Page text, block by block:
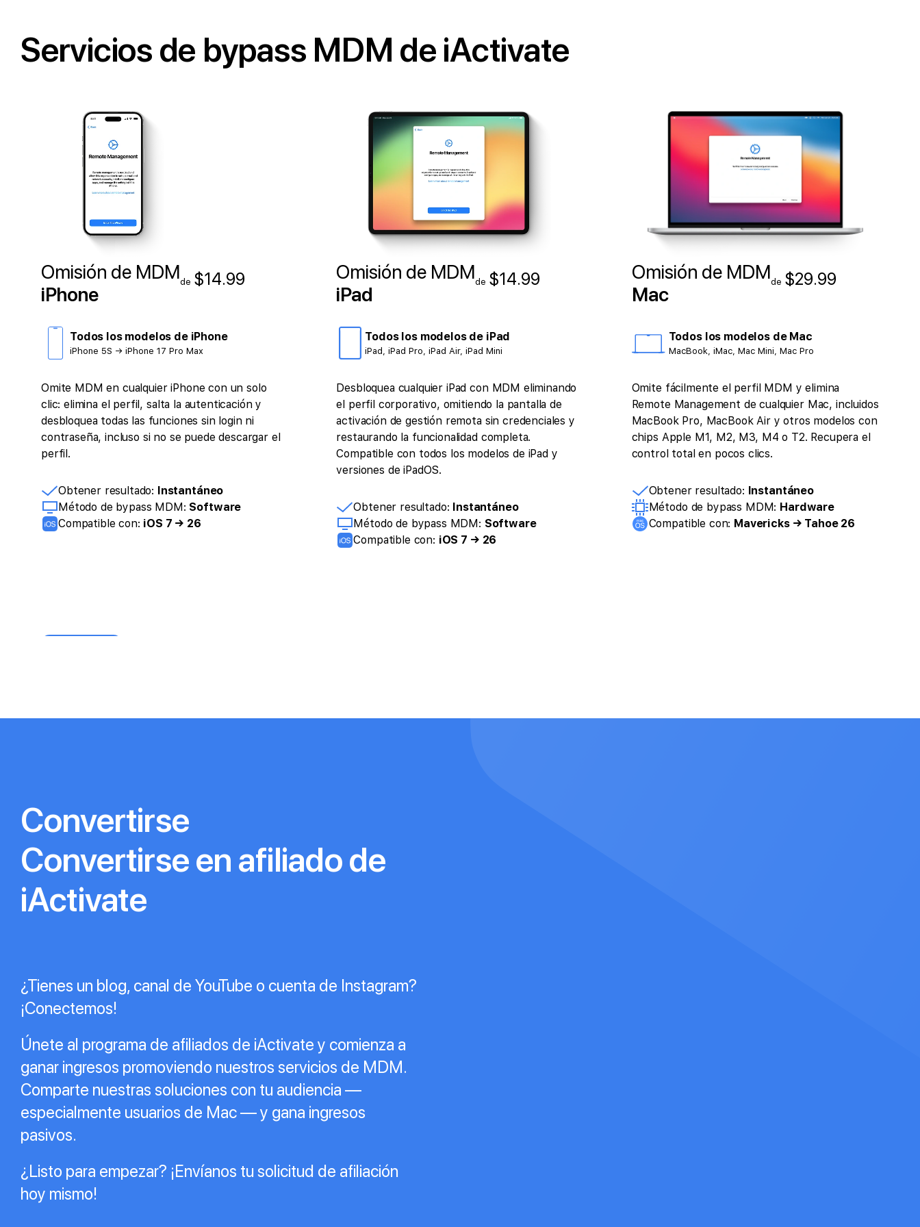
Servicios de bypass MDM de iActivate
Omisión de MDM
iPhone
de $14.99
Todos los modelos de iPhone
iPhone 5S → iPhone 17 Pro Max
Omite MDM en cualquier iPhone con un solo
clic: elimina el perfil, salta la autenticación y
desbloquea todas las funciones sin login ni
contraseña, incluso si no se puede descargar el
perfil.
Obtener resultado: Instantáneo
Método de bypass MDM: Software
Compatible con: iOS 7 → 26
Omisión de MDM
iPad
de $14.99
Todos los modelos de iPad
iPad, iPad Pro, iPad Air, iPad Mini
Desbloquea cualquier iPad con MDM eliminando
el perfil corporativo, omitiendo la pantalla de
activación de gestión remota sin credenciales y
restaurando la funcionalidad completa.
Compatible con todos los modelos de iPad y
versiones de iPadOS.
Obtener resultado: Instantáneo
Método de bypass MDM: Software
Compatible con: iOS 7 → 26
Omisión de MDM
Mac
de$29.99
Todos los modelos de Mac
MacBook, iMac, Mac Mini, Mac Pro
Omite fácilmente el perfil MDM y elimina
Remote Management de cualquier Mac, incluidos
MacBook Pro, MacBook Air y otros modelos con
chips Apple M1, M2, M3, M4 o T2. Recupera el
control total en pocos clics.
Obtener resultado: Instantáneo
Método de bypass MDM: Hardware
Compatible con: Mavericks → Tahoe 26
Convertirse
Convertirse en afiliado de
iActivate
¿Tienes un blog, canal de YouTube o cuenta de Instagram?
¡Conectemos!
Únete al programa de afiliados de iActivate y comienza a
ganar ingresos promoviendo nuestros servicios de MDM.
Comparte nuestras soluciones con tu audiencia —
especialmente usuarios de Mac — y gana ingresos
pasivos.
¿Listo para empezar? ¡Envíanos tu solicitud de afiliación
hoy mismo!